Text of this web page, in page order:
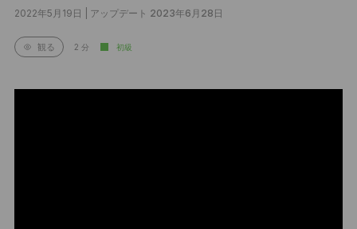
2022年5月19日 | アップデート 2023年6月28日
観る 2 分 初級